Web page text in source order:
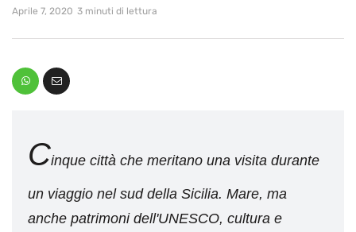
Aprile 7, 2020 3 minuti di lettura
Cinque città che meritano una visita durante
un viaggio nel sud della Sicilia. Mare, ma
anche patrimoni dell'UNESCO, cultura e